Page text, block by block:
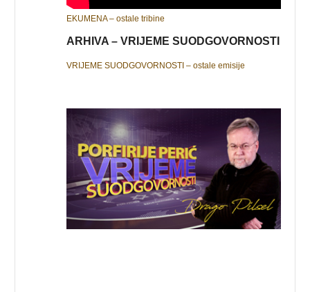
EKUMENA – ostale tribine
ARHIVA – VRIJEME SUODGOVORNOSTI
VRIJEME SUODGOVORNOSTI – ostale emisije